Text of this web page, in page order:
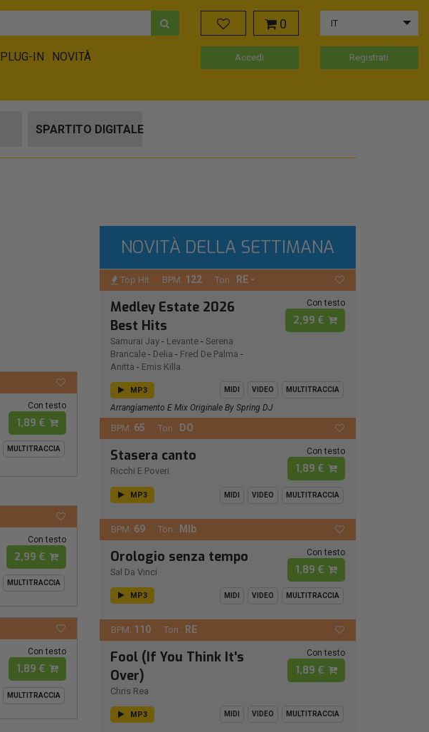
PLUG-IN
NOVITÀ
0 IT
Accedi Registrati
SPARTITO DIGITALE
Con testo
1,89 €
MULTITRACCIA
Con testo
2,99 €
MULTITRACCIA
Con testo
1,89 €
MULTITRACCIA
NOVITÀ DELLA SETTIMANA
Top Hit BPM: 122 Ton.: RE -
Medley Estate 2026
Best Hits
Samurai Jay - Levante - Serena
Brancale - Delia - Fred De Palma -
Anitta - Emis Killa
Con testo
2,99 €
MP3 MIDI VIDEO MULTITRACCIA
Arrangiamento E Mix Originale By Spring DJ
BPM: 65 Ton.: DO
Stasera canto
Ricchi E Poveri
Con testo
1,89 €
MP3 MIDI VIDEO MULTITRACCIA
BPM: 69 Ton.: MIb
Orologio senza tempo
Sal Da Vinci
Con testo
1,89 €
MP3 MIDI VIDEO MULTITRACCIA
BPM: 110 Ton.: RE
Fool (If You Think It's
Over)
Chris Rea
Con testo
1,89 €
MP3 MIDI VIDEO MULTITRACCIA